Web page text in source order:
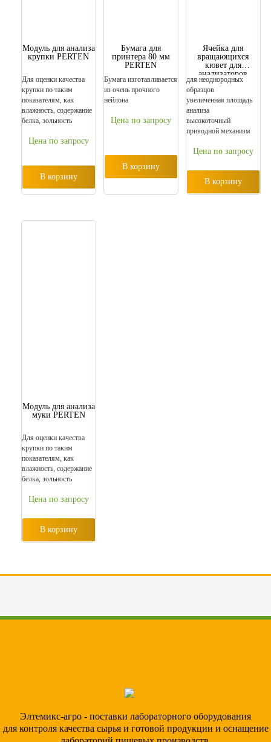
Модуль для анализа
крупки PERTEN
Для оценки качества
крупки по таким
показателям, как
влажность, содержание
белка, зольность
Цена по запросу
В корзину
Бумага для
принтера 80 мм
PERTEN
Бумага изготавливается
из очень прочного
нейлона
Цена по запросу
В корзину
Ячейка для
вращающихся
кювет для
анализаторов
Zeutec
для неоднородных
образцов
увеличенная площадь
анализа
высокоточный
приводной механизм
Цена по запросу
В корзину
Модуль для анализа
муки PERTEN
Для оценки качества
крупки по таким
показателям, как
влажность, содержание
белка, зольность
Цена по запросу
В корзину
Элтемикс-агро - поставки лабораторного оборудования
для контроля качества сырья и готовой продукции и оснащение